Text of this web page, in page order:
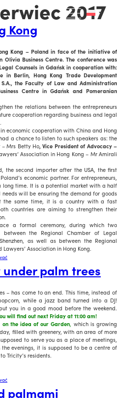
2017
Kong
Kong – Poland in face of the initiative of
Olivia Business Centre. The conference was
Counsels in Gdańsk in cooperation with:
in Berlin, Hong Kong Trade Development
the Faculty of Law and Administration
Centre in Gdańsk and Pomeranian
the relations between the entrepreneurs
cooperation regarding business and legal
economic cooperation with China and Hong
a chance to listen to such speakers as: the
Mrs Betty Ho, Vice President of Advocacy –
Association in Hong Kong – Mr Amirali
the second importer after the USA, the first
economic partner. For entrepreneurs,
long time. It is a potential market with a half
will be ensuring the demand for goods
the same time, it is a country with a fast
countries are aiming to strengthen their
a formal ceremony, during which two
between the Regional Chamber of Legal
as well as between the Regional
Association in Hong Kong.
palm trees
– has come to an end. This time, instead of
while a jazz band turned into a DJ!
you in a good mood before the weekend.
will find out next Friday at 11:00 am!
the idea of our Garden, which is growing
filled with greenery, with an area of more
to serve you as a place of meetings,
evenings, it is supposed to be a centre of
Tricity’s residents.
palmami